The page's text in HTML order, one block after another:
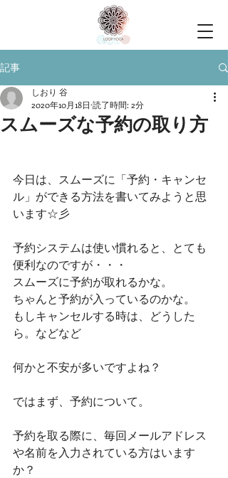
記事
スムーズな予約の取り方
しおり 谷
2020年10月18日 読了時間: 2分
今日は、スムーズに「予約・キャンセ
ル」ができる方法を書いてみようと思
います☆彡
予約システムは使い慣れると、とても
便利なのですが・・・
スムーズに予約が取れるかな。
ちゃんと予約が入っているのかな。
もしキャンセルする時は、どうした
ら。などなど
何かと不安が多いですよね？
ではまず、予約について。
予約を取る際に、毎回メールアドレス
や名前を入力されている方はいます
か？